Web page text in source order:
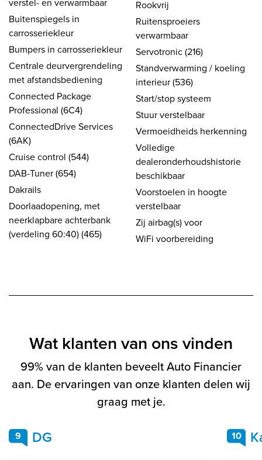
Buitenspiegels in
carrosseriekleur
Bumpers in carrosseriekleur
Centrale deurvergrendeling
met afstandsbediening
Connected Package
Professional (6C4)
ConnectedDrive Services
(6AK)
Cruise control (544)
DAB-Tuner (654)
Dakrails
Doorlaadopening, met
neerklapbare achterbank
(verdeling 60:40) (465)
Rookvrij
Ruitensproeiers
verwarmbaar
Servotronic (216)
Standverwarming / koeling
interieur (536)
Start/stop systeem
Stuur verstelbaar
Vermoeidheids herkenning
Volledige
dealeronderhoudshistorie
beschikbaar
Voorstoelen in hoogte
verstelbaar
Zij airbag(s) voor
WiFi voorbereiding
Wat klanten van ons vinden
99% van de klanten beveelt Auto Financier
aan. De ervaringen van onze klanten delen wij
graag met je.
9 DG 10